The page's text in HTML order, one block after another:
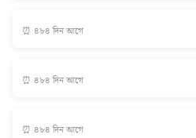
⏰ ৪৮৪ দিন আগে
⏰ ৪৮৪ দিন আগে
⏰ ৪৮৪ দিন আগে